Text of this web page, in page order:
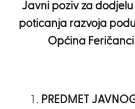
Javni poziv za
poticanja razvoja
Općina
PREDMET